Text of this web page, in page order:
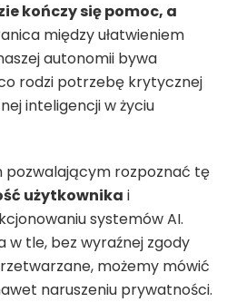
kończy się pomoc, a
między ułatwieniem
autonomii bywa
rodzi potrzebę krytycznej
inteligencji w życiu
pozwalającym rozpoznać tę
użytkownika i
systemów AI.
w tle, bez wyraźnej zgody
możemy mówić
naruszeniu prywatności.